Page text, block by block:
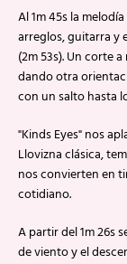
Al 1m 45s la
arreglos, guitarra y
(2m 53s). Un corte
dando otra
con un salto hasta
"Kinds Eyes" nos
Llovizna clásica,
nos convierten en
cotidiano.
A partir del 1m 26s
de viento y el